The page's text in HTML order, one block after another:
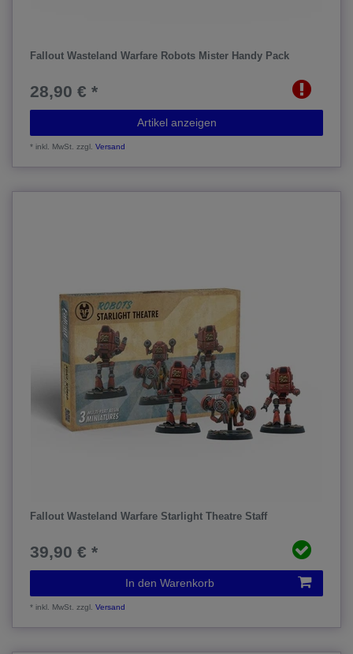
Fallout Wasteland Warfare Robots Mister Handy Pack
28,90 € *
Artikel anzeigen
*inkl. MwSt. zzgl.Versand
Fallout Wasteland Warfare Starlight Theatre Staff
39,90 € *
In den Warenkorb
*inkl. MwSt. zzgl.Versand